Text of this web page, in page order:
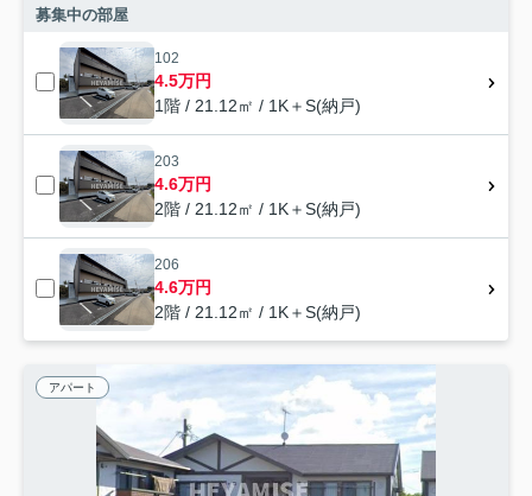
募集中の部屋
102
4.5万円
1階 / 21.12㎡ / 1K＋S(納戸)
203
4.6万円
2階 / 21.12㎡ / 1K＋S(納戸)
206
4.6万円
2階 / 21.12㎡ / 1K＋S(納戸)
アパート